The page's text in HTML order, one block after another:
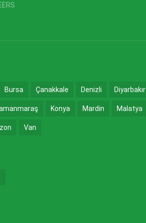
Bursa Çanakkale Denizli Diyarbakır
Konya Mardin Malatya
Van